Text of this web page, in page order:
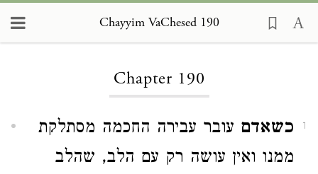
Chayyim VaChesed 190
Chapter 190
1 כשאדם עובר עבירה החכמה מסתלקת
ממנו ואין עושה רק עם הלב, שהלב